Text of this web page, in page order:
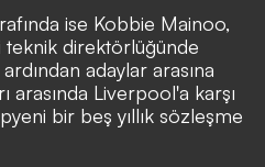
ise Kobbie Mainoo,
direktörlüğünde
adaylar arasına
arasında Liverpool'a karşı
bir beş yıllık sözleşme